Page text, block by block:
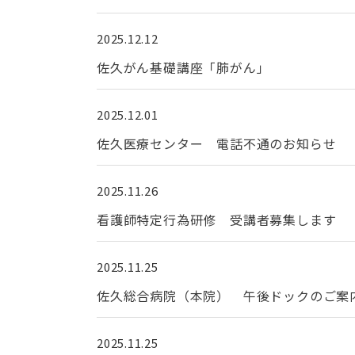
2025.12.12
佐久がん基礎講座「肺がん」
2025.12.01
佐久医療センター 電話不通のお知らせ
2025.11.26
看護師特定行為研修 受講者募集します
2025.11.25
佐久総合病院（本院） 午後ドックのご案
2025.11.25